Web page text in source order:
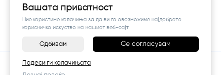
Вашата приватност
Ние користиме колачиња за да ви го овозможиме најдоброто
корисничко искуство на нашиот веб-сајт
Одбивам Се согласувам
Подеси ги колачињата
©2026Vendor x